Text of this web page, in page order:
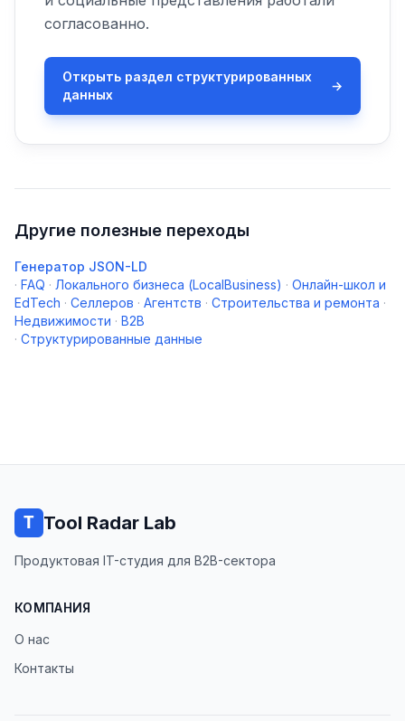
согласованно.
Открыть раздел структурированных
данных
→
Другие полезные переходы
Генератор JSON-LD
· FAQ · Локального бизнеса (LocalBusiness) · Онлайн-школ и
EdTech · Селлеров · Агентств · Строительства и ремонта ·
Недвижимости · B2B
· Структурированные данные
Tool Radar Lab
Продуктовая IT-студия для B2B-сектора
КОМПАНИЯ
О нас
Контакты